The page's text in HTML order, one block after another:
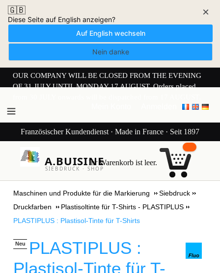
🇬🇧
Diese Seite auf English anzeigen?
Auf English wechseln
Nein danke
×
OUR COMPANY WILL BE CLOSED FROM THE EVENING
OF 31 JULY UNTIL MONDAY 17 AUGUST. Orders placed
Französischer Kundendienst · Made in France · Seit 1897
A.BUISINE
SIEBDRUCK · SHOP
Ihr Warenkorb ist leer.
Maschinen und Produkte für die Markierung
Siebdruck
Druckfarben
Plastisoltinte für T-Shirts - PLASTIPLUS
PLASTIPLUS : Plastisol-Tinte für T-Shirts
Neu
PLASTIPLUS :
Plastisol-Tinte für T-